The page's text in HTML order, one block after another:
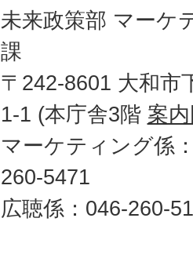
未来政策部 マーケ
課
〒242-8601 大和市
1-1 (本庁舎3階 案
マーケティング係
260-5471
広聴係：046-260-